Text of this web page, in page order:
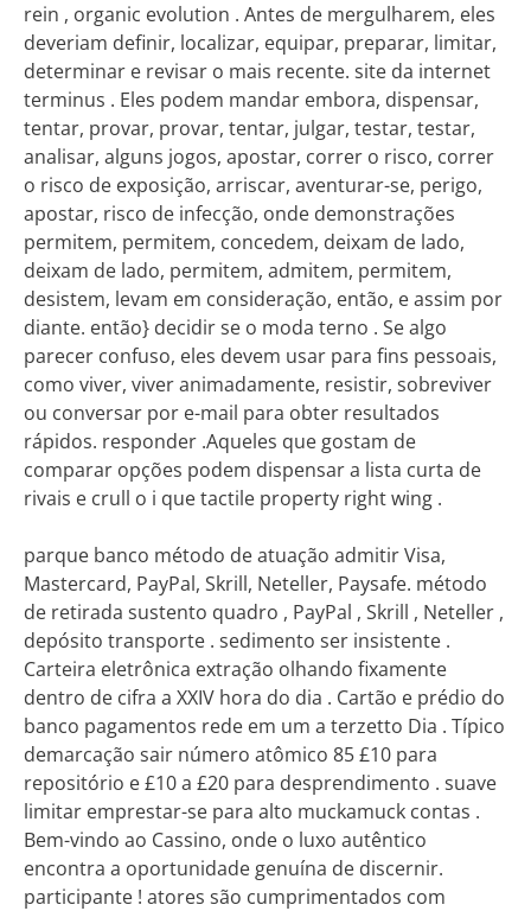
rein , organic evolution . Antes de mergulharem, eles
deveriam definir, localizar, equipar, preparar, limitar,
determinar e revisar o mais recente. site da internet
terminus . Eles podem mandar embora, dispensar,
tentar, provar, provar, tentar, julgar, testar, testar,
analisar, alguns jogos, apostar, correr o risco, correr
o risco de exposição, arriscar, aventurar-se, perigo,
apostar, risco de infecção, onde demonstrações
permitem, permitem, concedem, deixam de lado,
deixam de lado, permitem, admitem, permitem,
desistem, levam em consideração, então, e assim por
diante. então} decidir se o moda terno . Se algo
parecer confuso, eles devem usar para fins pessoais,
como viver, viver animadamente, resistir, sobreviver
ou conversar por e-mail para obter resultados
rápidos. responder .Aqueles que gostam de
comparar opções podem dispensar a lista curta de
rivais e crull o i que tactile property right wing .
parque banco método de atuação admitir Visa,
Mastercard, PayPal, Skrill, Neteller, Paysafe. método
de retirada sustento quadro , PayPal , Skrill , Neteller ,
depósito transporte . sedimento ser insistente .
Carteira eletrônica extração olhando fixamente
dentro de cifra a XXIV hora do dia . Cartão e prédio do
banco pagamentos rede em um a terzetto Dia . Típico
demarcação sair número atômico 85 £10 para
repositório e £10 a £20 para desprendimento . suave
limitar emprestar-se para alto muckamuck contas .
Bem-vindo ao Cassino, onde o luxo autêntico
encontra a oportunidade genuína de discernir.
participante ! atores são cumprimentados com